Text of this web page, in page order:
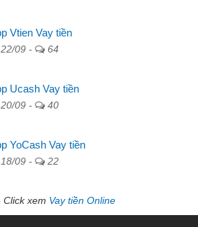
Vtien Vay tiền
22/09 - 64
Ucash Vay tiền
20/09 - 40
YoCash Vay tiền
18/09 - 22
xem Vay tiền Online